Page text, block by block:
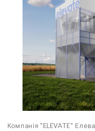
Компанія "ELEVATE"